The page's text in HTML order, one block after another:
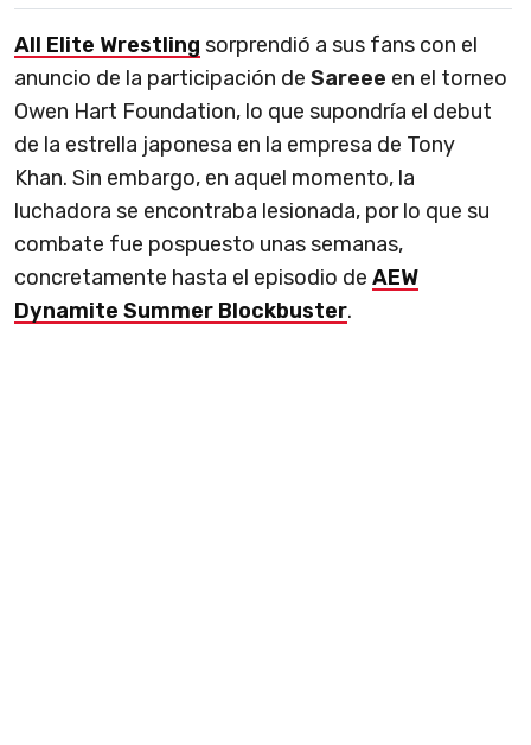
All Elite Wrestling sorprendió a sus fans con el
anuncio de la participación de Sareee en el torneo
Owen Hart Foundation, lo que supondría el debut
de la estrella japonesa en la empresa de Tony
Khan. Sin embargo, en aquel momento, la
luchadora se encontraba lesionada, por lo que su
combate fue pospuesto unas semanas,
concretamente hasta el episodio de AEW
Dynamite Summer Blockbuster.